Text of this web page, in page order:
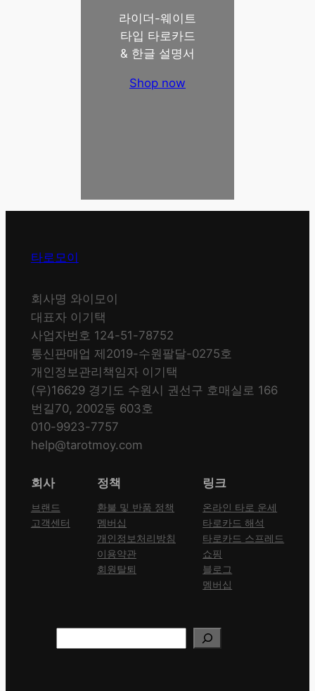
라이더-웨이트
타입 타로카드
& 한글 설명서
Shop now
타로모이
회사명 와이모이
대표자 이기택
사업자번호 124-51-78752
통신판매업 제2019-수원팔달-0275호
개인정보관리책임자 이기택
(우)16629 경기도 수원시 권선구 호매실로 166
번길70, 2002동 603호
010-9923-7757
help@tarotmoy.com
회사
브랜드
고객센터
정책
환불 및 반품 정책
멤버십
개인정보처리방침
이용약관
회원탈퇴
링크
온라인 타로 운세
타로카드 해석
타로카드 스프레드
쇼핑
블로그
멤버십